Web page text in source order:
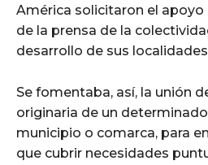
América solicitaron el
de la prensa de la
desarrollo de sus
Se fomentaba, así, la unión
originaria de un
municipio o comarca, para
que cubrir necesidades